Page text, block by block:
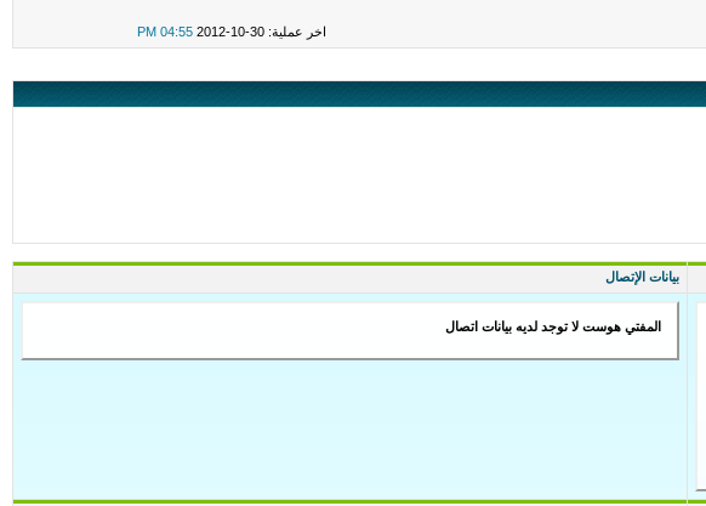
اخر عملية: 30-10-2012 04:55 PM
بيانات الإتصال
المفتي هوست لا توجد لديه بيانات اتصال